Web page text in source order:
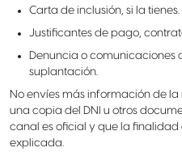
Carta de inclusión, si la tienes.
Justificantes de pago,
Denuncia o comunicaciones
suplantación.
No envíes más información de
una copia del DNI u otros
canal es oficial y que la
explicada.